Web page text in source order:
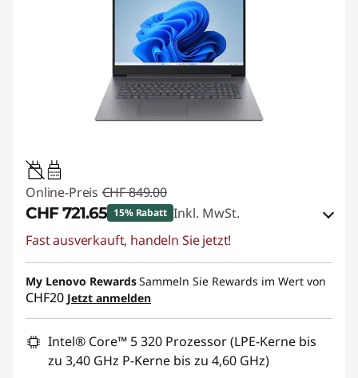
45W-65W
USB PD
Online-Preis CHF 849.00
CHF 721.65 15% Rabatt Inkl. MwSt.
eCoupon-Rabatt :-CHF 127.35
eCoupon :SALES
Fast ausverkauft, handeln Sie jetzt!
My Lenovo RewardsSammeln Sie Rewards im Wert von
CHF20 Jetzt anmelden
Intel® Core™ 5 320 Prozessor (LPE-Kerne bis
zu 3,40 GHz P-Kerne bis zu 4,60 GHz)